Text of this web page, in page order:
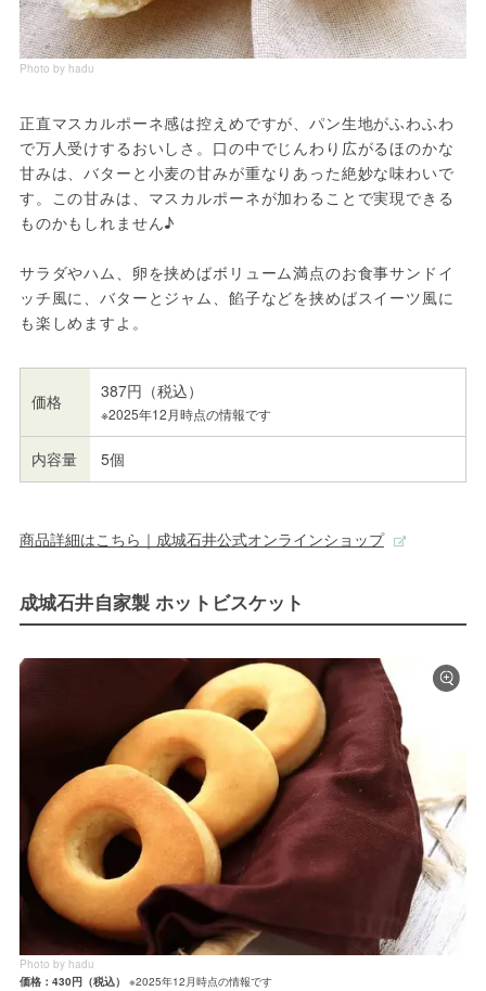
Photo by hadu
正直マスカルポーネ感は控えめですが、パン生地がふわふわ
で万人受けするおいしさ。口の中でじんわり広がるほのかな
甘みは、バターと小麦の甘みが重なりあった絶妙な味わいで
す。この甘みは、マスカルポーネが加わることで実現できる
ものかもしれません♪
サラダやハム、卵を挟めばボリューム満点のお食事サンドイ
ッチ風に、バターとジャム、餡子などを挟めばスイーツ風に
も楽しめますよ。
価格 387円（税込）
※2025年12月時点の情報です
内容量 5個
商品詳細はこちら｜成城石井公式オンラインショップ
成城石井自家製 ホットビスケット
Photo by hadu
価格：430円（税込）
※2025年12月時点の情報です